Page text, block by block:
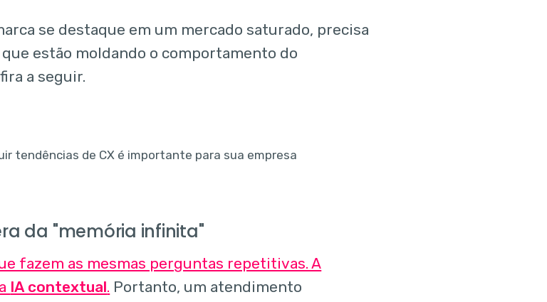
se destaque em um mercado saturado, precisa
estão moldando o comportamento do
a seguir.
da "memória infinita"
fazem as mesmas perguntas repetitivas. A
IA contextual. Portanto, um atendimento